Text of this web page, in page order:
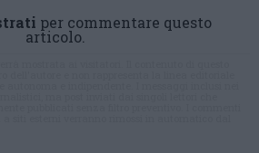
per commentare questo
articolo.